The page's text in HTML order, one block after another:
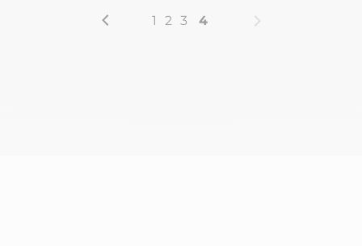
1 2 3 4